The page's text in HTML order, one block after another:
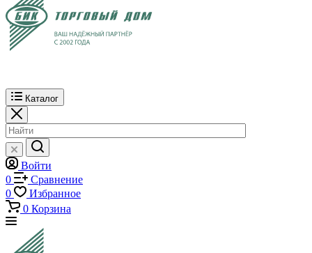
Каталог
Войти
0
Сравнение
0
Избранное
0 Корзина